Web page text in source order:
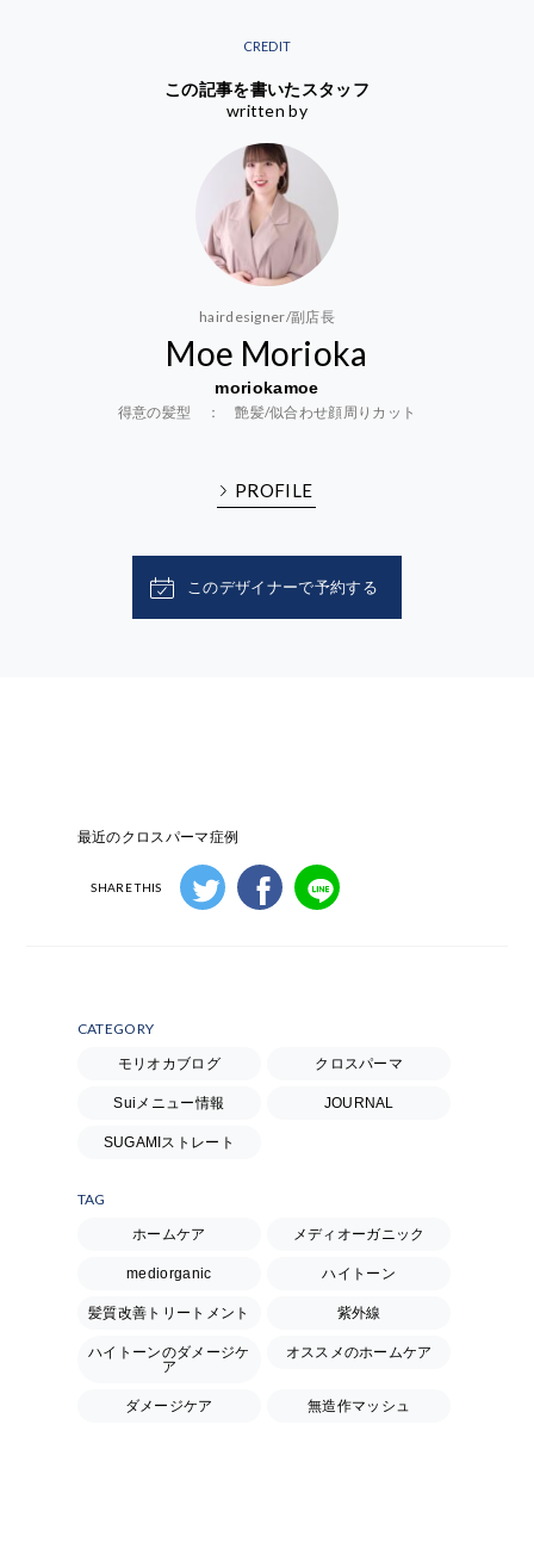
CREDIT
この記事を書いたスタッフ
written by
hairdesigner/副店長
Moe Morioka
moriokamoe
得意の髪型 ： 艶髪/似合わせ顔周りカット
PROFILE
このデザイナーで予約する
最近のクロスパーマ症例
SHARE THIS
CATEGORY
モリオカブログ クロスパーマ
Suiメニュー情報 JOURNAL
SUGAMIストレート
TAG
ホームケア メディオーガニック
mediorganic ハイトーン
髪質改善トリートメント 紫外線
ハイトーンのダメージケ
ア
オススメのホームケア
ダメージケア 無造作マッシュ